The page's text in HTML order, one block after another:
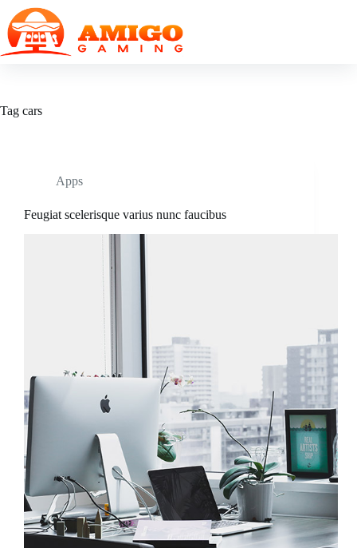
content
Tag cars
Apps
Feugiat scelerisque varius nunc faucibus